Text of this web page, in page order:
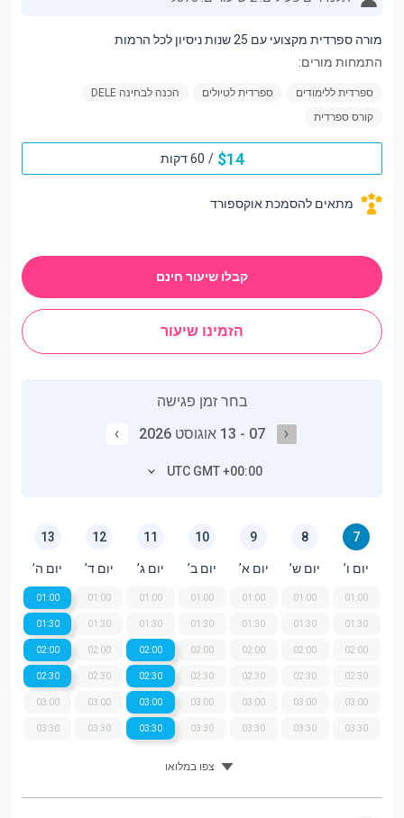
מורה ספרדית מקצועי עם 25 שנות ניסיון לכל הרמות
התמחות מורים:
ספרדית ללימודים ספרדית לטיולים
הכנה לבחינה DELE
קורס ספרדית
14
$
/ 60 דקות
מתאים להסמכת אוקספורד
קבלו שיעור חינם
הזמינו שיעור
בחר זמן פגישה
07 - 13 אוגוסט 2026
UTC GMT +00:00
7
יום ו’
01:00
01:30
02:00
02:30
03:00
03:30
8
יום ש’
01:00
01:30
02:00
02:30
03:00
03:30
9
יום א’
01:00
01:30
02:00
02:30
03:00
03:30
10
יום ב’
01:00
01:30
02:00
02:30
03:00
03:30
11
יום ג’
01:00
01:30
02:00
02:30
03:00
03:30
12
יום ד’
01:00
01:30
02:00
02:30
03:00
03:30
13
יום ה’
01:00
01:30
02:00
02:30
03:00
03:30
צפו במלואו